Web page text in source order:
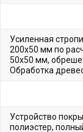
Усиленная
200х50 мм по
50х50 мм,
Обработка
Устройство
полиэстер,